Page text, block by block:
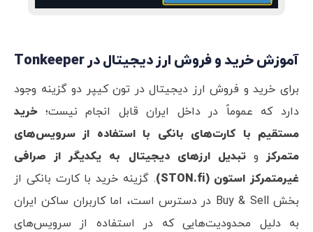
آموزش خرید و فروش ارز دیجیتال در Tonkeeper
برای خرید و فروش ارز دیجیتال در تون کیپر دو گزینه وجود
دارد که عموماً در داخل ایران قابل انجام نیست؛خرید
مستقیم با کارت‌های بانکی با استفاده از سرویس‌های
متمرکز وتبدیل ارزهای دیجیتال به یکدیگر از صرافی
غیرمتمرکز استون (STON.fi)
. گزینه خرید با کارت بانکی از
بخش Buy & Sell در دسترس است، اما کاربران ساکن ایران
به دلیل محدودیت‌هایی که در استفاده از سرویس‌های